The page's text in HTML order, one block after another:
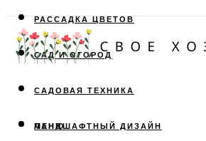
РАССАДКА ЦВЕТОВ
САД И ОГОРОД
САДОВАЯ ТЕХНИКА
ЛАНДШАФТНЫЙ ДИЗАЙН
МЕНЮ